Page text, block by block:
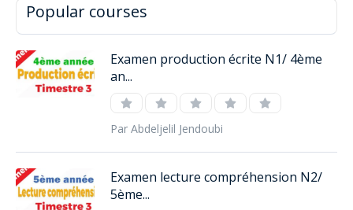
Popular courses
Examen production écrite N1/ 4ème
an...
Par Abdeljelil Jendoubi
Examen lecture compréhension N2/
5ème...